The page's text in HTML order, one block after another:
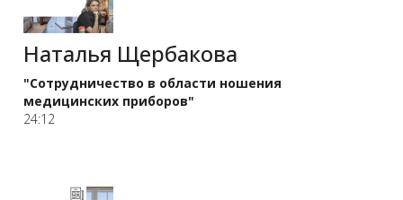
Наталья Щербакова
"Сотрудничество в области ношения
медицинских приборов"
24:12